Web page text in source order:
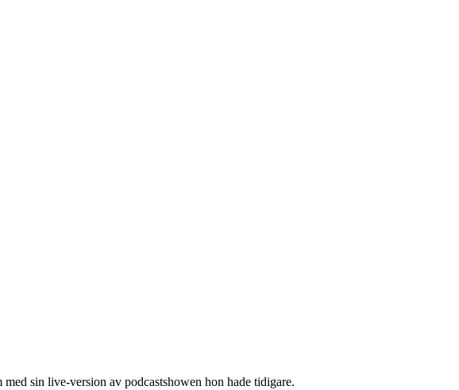
sin live-version av podcastshowen hon hade tidigare.